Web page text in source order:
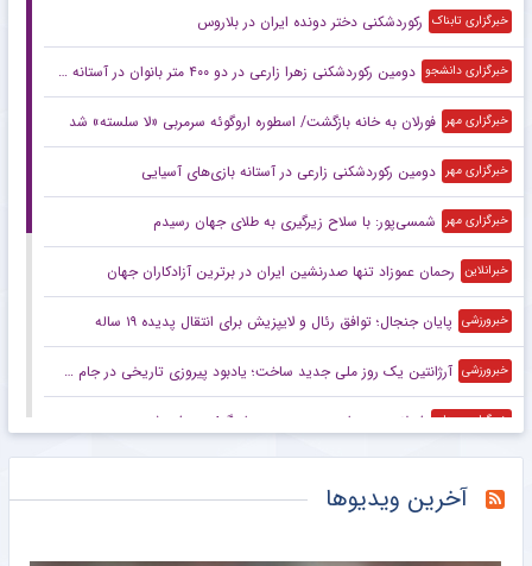
خبرگزاری تابناک رکوردشکنی دختر دونده ایران در بلاروس
خبرگزاری دانشجو دومین رکوردشکنی زهرا زارعی در دو ۴۰۰ متر بانوان در آستانه بازی‌های آسیایی
خبرگزاری مهر فورلان به خانه بازگشت/ اسطوره اروگوئه سرمربی «لا سلسته» شد
خبرگزاری مهر دومین رکوردشکنی زارعی در آستانه بازی‌های آسیایی
خبرگزاری مهر شمسی‌پور: با سلاح زیرگیری به طلای جهان رسیدم
خبرانلاین رحمان عموزاد تنها صدرنشین ایران در برترین آزادکاران جهان
خبرورزشی پایان جنجال؛ توافق رئال و لایپزیش برای انتقال پدیده ۱۹ ساله
خبرورزشی آرژانتین یک روز ملی جدید ساخت؛ یادبود پیروزی تاریخی در جام جهانی ۲۰۲۶
خبرگزاری میزان فورلان به عنوان سرمربی جدید اروگوئه معرفی شد
آخرین ویدیوها